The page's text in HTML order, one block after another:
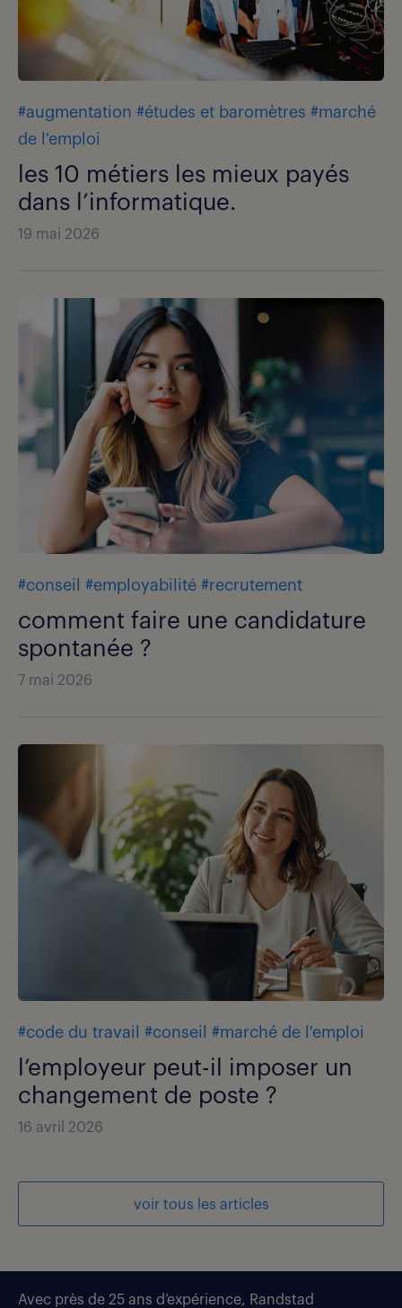
#augmentation #études et baromètres #marché
de l'emploi
les 10 métiers les mieux payés
dans l’informatique.
19 mai 2026
#conseil #employabilité #recrutement
comment faire une candidature
spontanée ?
7 mai 2026
#code du travail #conseil #marché de l'emploi
l’employeur peut-il imposer un
changement de poste ?
16 avril 2026
voir tous les articles
Avec près de 25 ans d’expérience, Randstad